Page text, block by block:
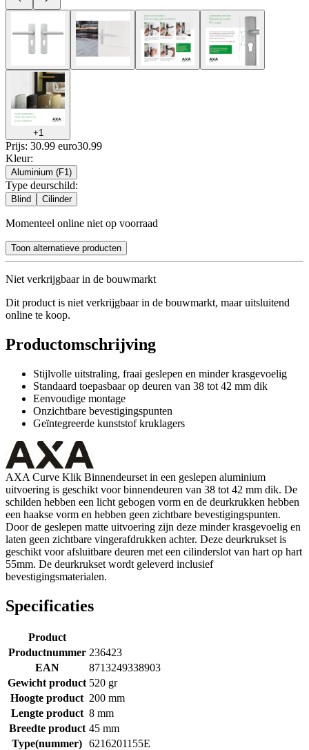
+1
Prijs: 30.99 euro30.99
Kleur:
Aluminium (F1)
Type deurschild:
Blind Cilinder
Momenteel online niet op voorraad
Toon alternatieve producten
Niet verkrijgbaar in de bouwmarkt
Dit product is niet verkrijgbaar in de bouwmarkt, maar uitsluitend
online te koop.
Productomschrijving
Stijlvolle uitstraling, fraai geslepen en minder krasgevoelig
Standaard toepasbaar op deuren van 38 tot 42 mm dik
Eenvoudige montage
Onzichtbare bevestigingspunten
Geïntegreerde kunststof kruklagers
AXA Curve Klik Binnendeurset in een geslepen aluminium
uitvoering is geschikt voor binnendeuren van 38 tot 42 mm dik. De
schilden hebben een licht gebogen vorm en de deurkrukken hebben
een haakse vorm en hebben geen zichtbare bevestigingspunten.
Door de geslepen matte uitvoering zijn deze minder krasgevoelig en
laten geen zichtbare vingerafdrukken achter. Deze deurkrukset is
geschikt voor afsluitbare deuren met een cilinderslot van hart op hart
55mm. De deurkrukset wordt geleverd inclusief
bevestigingsmaterialen.
Specificaties
Product
Productnummer 236423
EAN
8713249338903
Gewicht product 520 gr
Hoogte product 200 mm
Lengte product 8 mm
Breedte product 45 mm
Type(nummer) 6216201155E